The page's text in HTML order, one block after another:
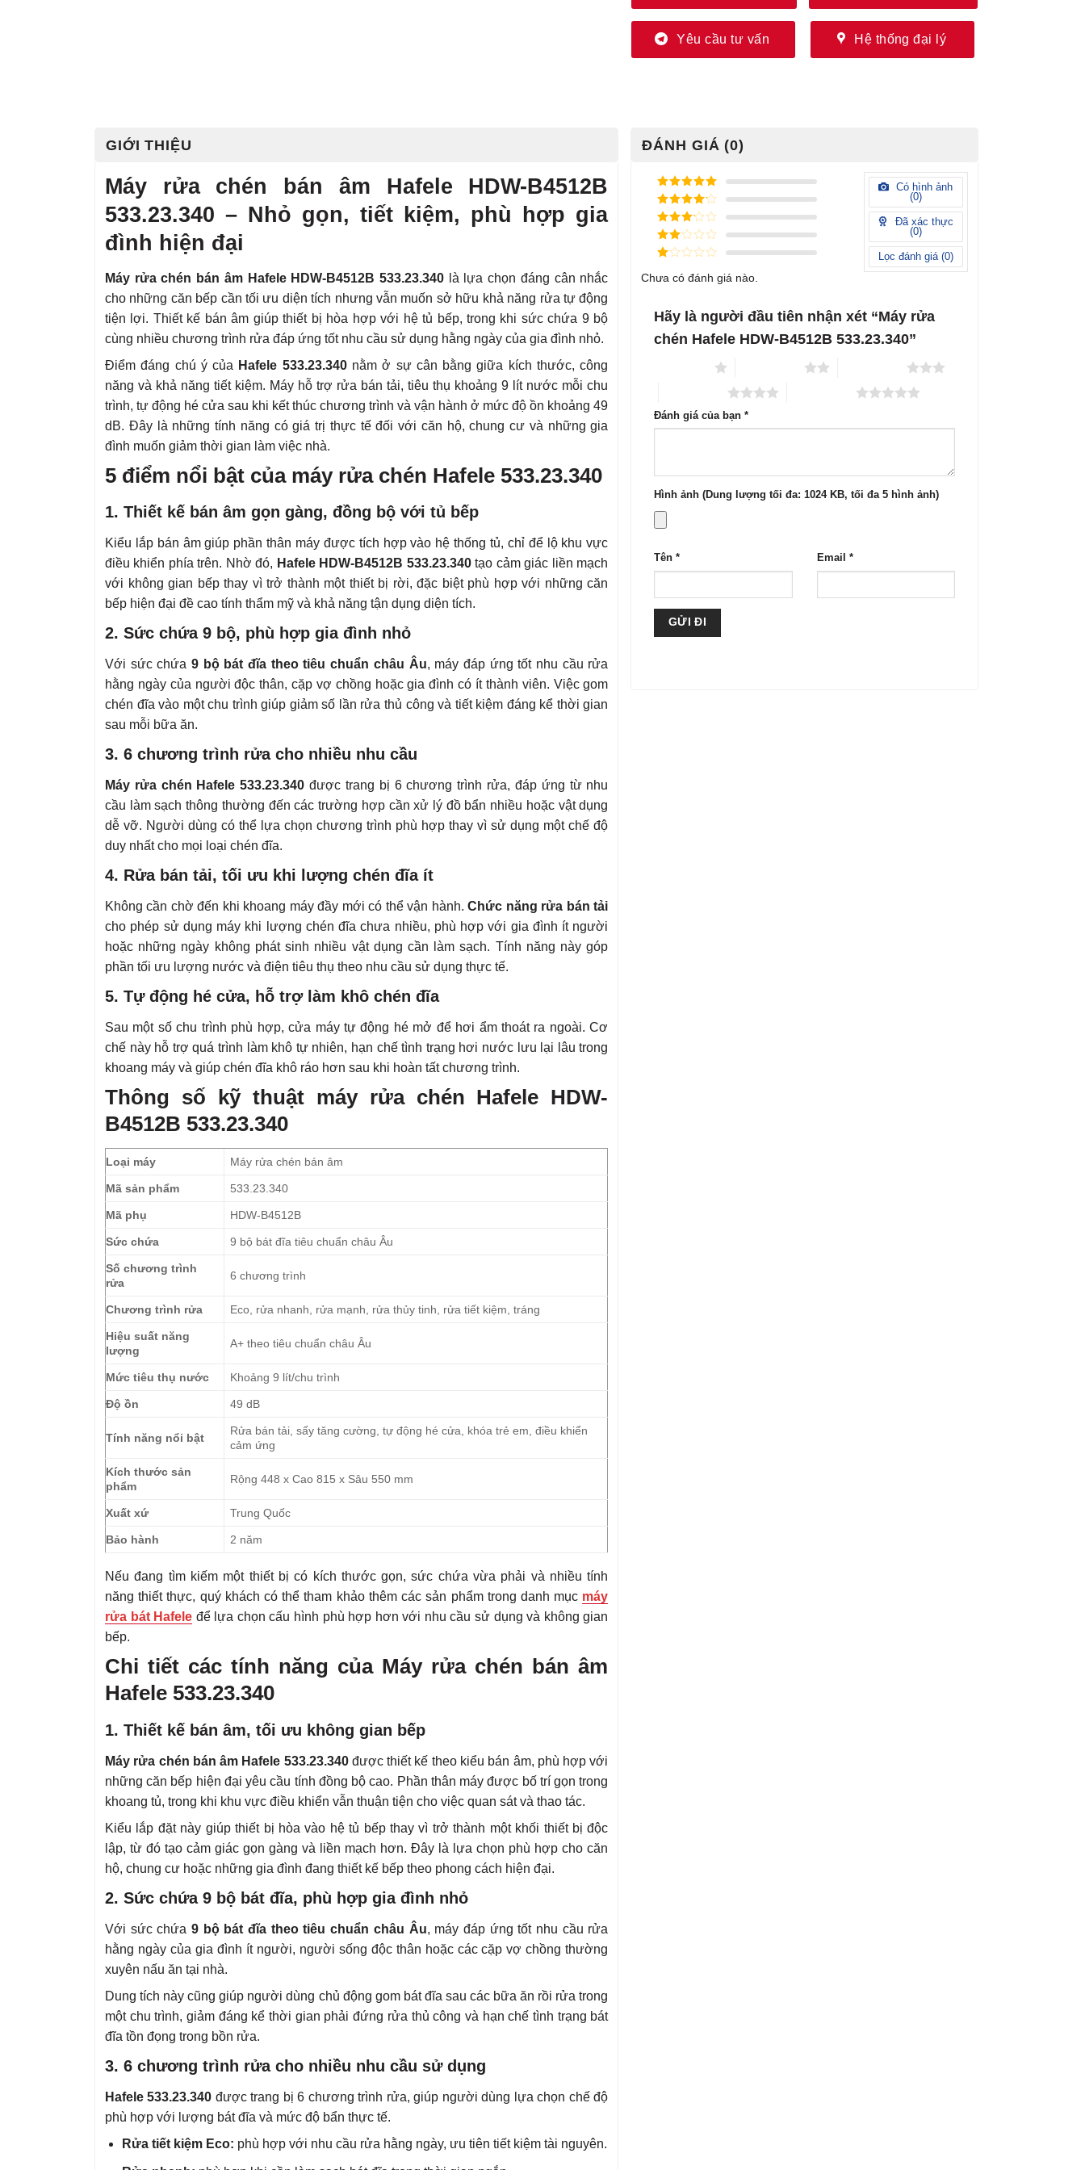
Yêu cầu tư vấn Hệ thống đại lý
GIỚI THIỆU
Máy rửa chén bán âm Hafele HDW-B4512B
533.23.340 – Nhỏ gọn, tiết kiệm, phù hợp gia
đình hiện đại
Máy rửa chén bán âm Hafele HDW-B4512B 533.23.340 là lựa chọn đáng cân nhắc
cho những căn bếp cần tối ưu diện tích nhưng vẫn muốn sở hữu khả năng rửa tự động
tiện lợi. Thiết kế bán âm giúp thiết bị hòa hợp với hệ tủ bếp, trong khi sức chứa 9 bộ
cùng nhiều chương trình rửa đáp ứng tốt nhu cầu sử dụng hằng ngày của gia đình nhỏ.
Điểm đáng chú ý của Hafele 533.23.340nằm ở sự cân bằng giữa kích thước, công
năng và khả năng tiết kiệm. Máy hỗ trợ rửa bán tải, tiêu thụ khoảng 9 lít nước mỗi chu
trình, tự động hé cửa sau khi kết thúc chương trình và vận hành ở mức độ ồn khoảng 49
dB. Đây là những tính năng có giá trị thực tế đối với căn hộ, chung cư và những gia
đình muốn giảm thời gian làm việc nhà.
5 điểm nổi bật của máy rửa chén Hafele 533.23.340
1. Thiết kế bán âm gọn gàng, đồng bộ với tủ bếp
Kiểu lắp bán âm giúp phần thân máy được tích hợp vào hệ thống tủ, chỉ để lộ khu vực
điều khiển phía trên. Nhờ đó, Hafele HDW-B4512B 533.23.340tạo cảm giác liền mạch
với không gian bếp thay vì trở thành một thiết bị rời, đặc biệt phù hợp với những căn
bếp hiện đại đề cao tính thẩm mỹ và khả năng tận dụng diện tích.
2. Sức chứa 9 bộ, phù hợp gia đình nhỏ
Với sức chứa9 bộ bát đĩa theo tiêu chuẩn châu Âu, máy đáp ứng tốt nhu cầu rửa
hằng ngày của người độc thân, cặp vợ chồng hoặc gia đình có ít thành viên. Việc gom
chén đĩa vào một chu trình giúp giảm số lần rửa thủ công và tiết kiệm đáng kể thời gian
sau mỗi bữa ăn.
3. 6 chương trình rửa cho nhiều nhu cầu
Máy rửa chén Hafele 533.23.340 được trang bị 6 chương trình rửa, đáp ứng từ nhu
cầu làm sạch thông thường đến các trường hợp cần xử lý đồ bẩn nhiều hoặc vật dụng
dễ vỡ. Người dùng có thể lựa chọn chương trình phù hợp thay vì sử dụng một chế độ
duy nhất cho mọi loại chén đĩa.
4. Rửa bán tải, tối ưu khi lượng chén đĩa ít
Không cần chờ đến khi khoang máy đầy mới có thể vận hành.Chức năng rửa bán tải
cho phép sử dụng máy khi lượng chén đĩa chưa nhiều, phù hợp với gia đình ít người
hoặc những ngày không phát sinh nhiều vật dụng cần làm sạch. Tính năng này góp
phần tối ưu lượng nước và điện tiêu thụ theo nhu cầu sử dụng thực tế.
5. Tự động hé cửa, hỗ trợ làm khô chén đĩa
Sau một số chu trình phù hợp, cửa máy tự động hé mở để hơi ẩm thoát ra ngoài. Cơ
chế này hỗ trợ quá trình làm khô tự nhiên, hạn chế tình trạng hơi nước lưu lại lâu trong
khoang máy và giúp chén đĩa khô ráo hơn sau khi hoàn tất chương trình.
Thông số kỹ thuật máy rửa chén Hafele HDW-
B4512B 533.23.340
Loại máy Máy rửa chén bán âm
Mã sản phẩm 533.23.340
Mã phụ HDW-B4512B
Sức chứa 9 bộ bát đĩa tiêu chuẩn châu Âu
Số chương trình
rửa
6 chương trình
Chương trình rửa Eco, rửa nhanh, rửa mạnh, rửa thủy tinh, rửa tiết kiệm, tráng
Hiệu suất năng
lượng
A+ theo tiêu chuẩn châu Âu
Mức tiêu thụ nước Khoảng 9 lít/chu trình
Độ ồn 49 dB
Tính năng nổi bật
Rửa bán tải, sấy tăng cường, tự động hé cửa, khóa trẻ em, điều khiển
cảm ứng
Kích thước sản
phẩm
Rộng 448 x Cao 815 x Sâu 550 mm
Xuất xứ Trung Quốc
Bảo hành 2 năm
Nếu đang tìm kiếm một thiết bị có kích thước gọn, sức chứa vừa phải và nhiều tính
năng thiết thực, quý khách có thể tham khảo thêm các sản phẩm trong danh mục máy
rửa bát Hafele để lựa chọn cấu hình phù hợp hơn với nhu cầu sử dụng và không gian
bếp.
Chi tiết các tính năng của Máy rửa chén bán âm
Hafele 533.23.340
1. Thiết kế bán âm, tối ưu không gian bếp
Máy rửa chén bán âm Hafele 533.23.340được thiết kế theo kiểu bán âm, phù hợp với
những căn bếp hiện đại yêu cầu tính đồng bộ cao. Phần thân máy được bố trí gọn trong
khoang tủ, trong khi khu vực điều khiển vẫn thuận tiện cho việc quan sát và thao tác.
Kiểu lắp đặt này giúp thiết bị hòa vào hệ tủ bếp thay vì trở thành một khối thiết bị độc
lập, từ đó tạo cảm giác gọn gàng và liền mạch hơn. Đây là lựa chọn phù hợp cho căn
hộ, chung cư hoặc những gia đình đang thiết kế bếp theo phong cách hiện đại.
2. Sức chứa 9 bộ bát đĩa, phù hợp gia đình nhỏ
Với sức chứa9 bộ bát đĩa theo tiêu chuẩn châu Âu, máy đáp ứng tốt nhu cầu rửa
hằng ngày của gia đình ít người, người sống độc thân hoặc các cặp vợ chồng thường
xuyên nấu ăn tại nhà.
Dung tích này cũng giúp người dùng chủ động gom bát đĩa sau các bữa ăn rồi rửa trong
một chu trình, giảm đáng kể thời gian phải đứng rửa thủ công và hạn chế tình trạng bát
đĩa tồn đọng trong bồn rửa.
3. 6 chương trình rửa cho nhiều nhu cầu sử dụng
Hafele 533.23.340 được trang bị 6 chương trình rửa, giúp người dùng lựa chọn chế độ
phù hợp với lượng bát đĩa và mức độ bẩn thực tế.
Rửa tiết kiệm Eco: phù hợp với nhu cầu rửa hằng ngày, ưu tiên tiết kiệm tài nguyên.
ĐÁNH GIÁ (0)
Được xếp
hạng
5
5
sao
Được xếp
hạng
4
5
sao
Được
xếp
hạng3
Được
hạng
2 5
xếp
5
Có hình ảnh
(0)
Đã xác thực
(0)
Lọc đánh giá (0)
Chưa có đánh giá nào.
Hãy là người đầu tiên nhận xét “Máy rửa
chén Hafele HDW-B4512B 533.23.340”
Đánh giá của bạn*
Hình ảnh (Dung lượng tối đa: 1024 KB, tối đa 5 hình ảnh)
Tên* Email *